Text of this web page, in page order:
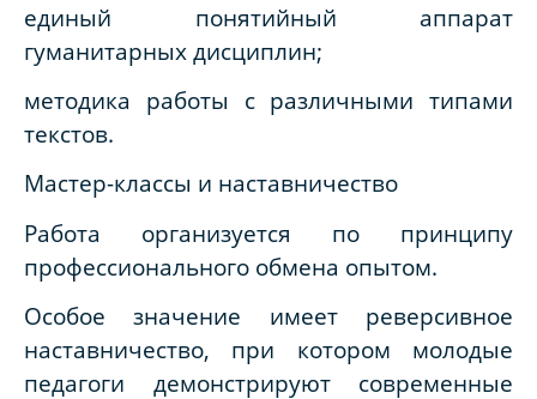
единый понятийный аппарат
гуманитарных дисциплин;
методика работы с различными типами
текстов.
Мастер-классы и наставничество
Работа организуется по принципу
профессионального обмена опытом.
Особое значение имеет реверсивное
наставничество, при котором молодые
педагоги демонстрируют современные